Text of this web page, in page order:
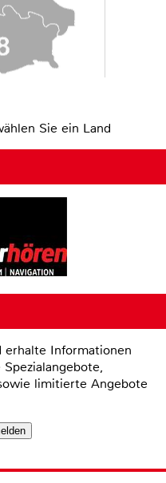
Sie ein Land
Informationen
limitierte Angebote